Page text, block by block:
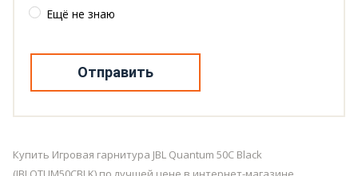
Ещё не знаю
Отправить
Купить Игровая гарнитура JBL Quantum 50С Black